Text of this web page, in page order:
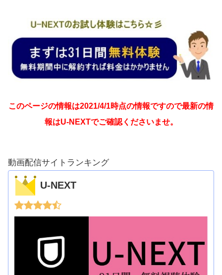
このページの情報は2021/4/1時点の情報ですので最新の情
報はU-NEXTでご確認くださいませ。
動画配信サイトランキング
U-NEXT